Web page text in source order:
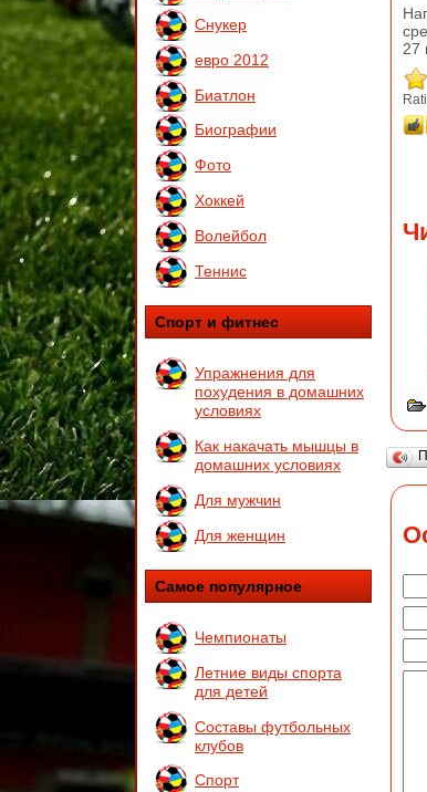
Снукер
евро 2012
Биатлон
Биографии
Фото
Хоккей
Волейбол
Теннис
Спорт и фитнес
Упражнения для
похудения в домашних
условиях
Как накачать мышцы в
домашних условиях
Для мужчин
Для женщин
Самое популярное
Чемпионаты
Летние виды спорта
для детей
Составы футбольных
клубов
Спорт
27